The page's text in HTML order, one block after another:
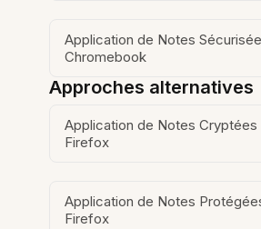
Application de Notes
Chromebook
Approches alternatives
Application de Notes Cryptées
Firefox
Application de Notes
Firefox